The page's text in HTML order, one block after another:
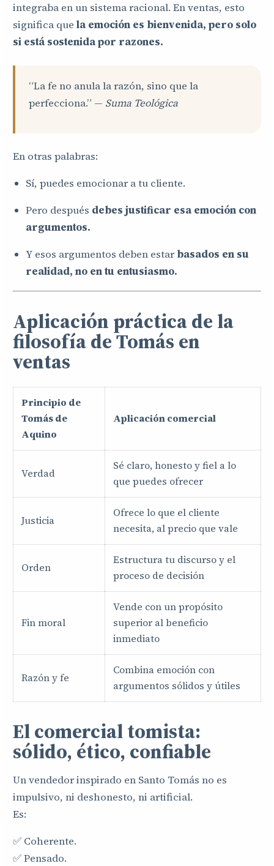
integraba en un sistema racional. En ventas, esto
significa que la emoción es bienvenida, pero solo
si está sostenida por razones.
“La fe no anula la razón, sino que la
perfecciona.” — Suma Teológica
En otras palabras:
Sí, puedes emocionar a tu cliente.
Pero después debes justificar esa emoción con
argumentos.
Y esos argumentos deben estarbasados en su
realidad, no en tu entusiasmo.
Aplicación práctica de la
filosofía de Tomás en
ventas
Principio de
Tomás de
Aquino
Aplicación comercial
Verdad
Sé claro, honesto y fiel a lo
que puedes ofrecer
Justicia
Ofrece lo que el cliente
necesita, al precio que vale
Orden
Estructura tu discurso y el
proceso de decisión
Fin moral
Vende con un propósito
superior al beneficio
inmediato
Razón y fe
Combina emoción con
argumentos sólidos y útiles
El comercial tomista:
sólido, ético, confiable
Un vendedor inspirado en Santo Tomás no es
impulsivo, ni deshonesto, ni artificial.
Es:
✅ Coherente.
✅ Pensado.